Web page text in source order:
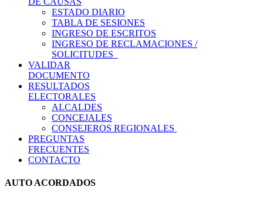
ESTADO DIARIO
TABLA DE SESIONES
INGRESO DE ESCRITOS
INGRESO DE RECLAMACIONES /
SOLICITUDES
VALIDAR
DOCUMENTO
RESULTADOS
ELECTORALES
ALCALDES
CONCEJALES
CONSEJEROS REGIONALES
PREGUNTAS
FRECUENTES
CONTACTO
AUTO ACORDADOS